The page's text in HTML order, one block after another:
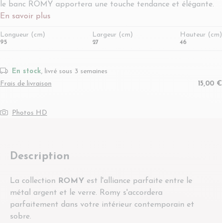
le banc ROMY apportera une touche tendance et élégante.
En savoir plus
Longueur (cm)
95
Largeur (cm)
27
Hauteur (cm)
46
En stock, livré sous 3 semaines
Frais de livraison
15,00 €
Photos HD
Description
La collection ROMY est l'alliance parfaite entre le
métal argent et le verre. Romy s'accordera
parfaitement dans votre intérieur contemporain et
sobre.